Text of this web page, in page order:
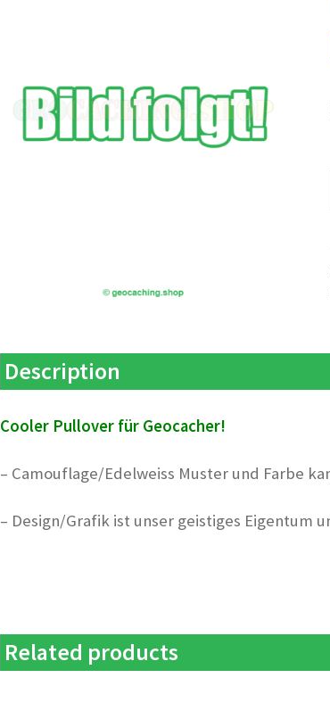
Description
Cooler Pullover für Geocacher!
– Camouflage/Edelweiss Muster und Farbe
– Design/Grafik ist unser geistiges Eigentum
Related products